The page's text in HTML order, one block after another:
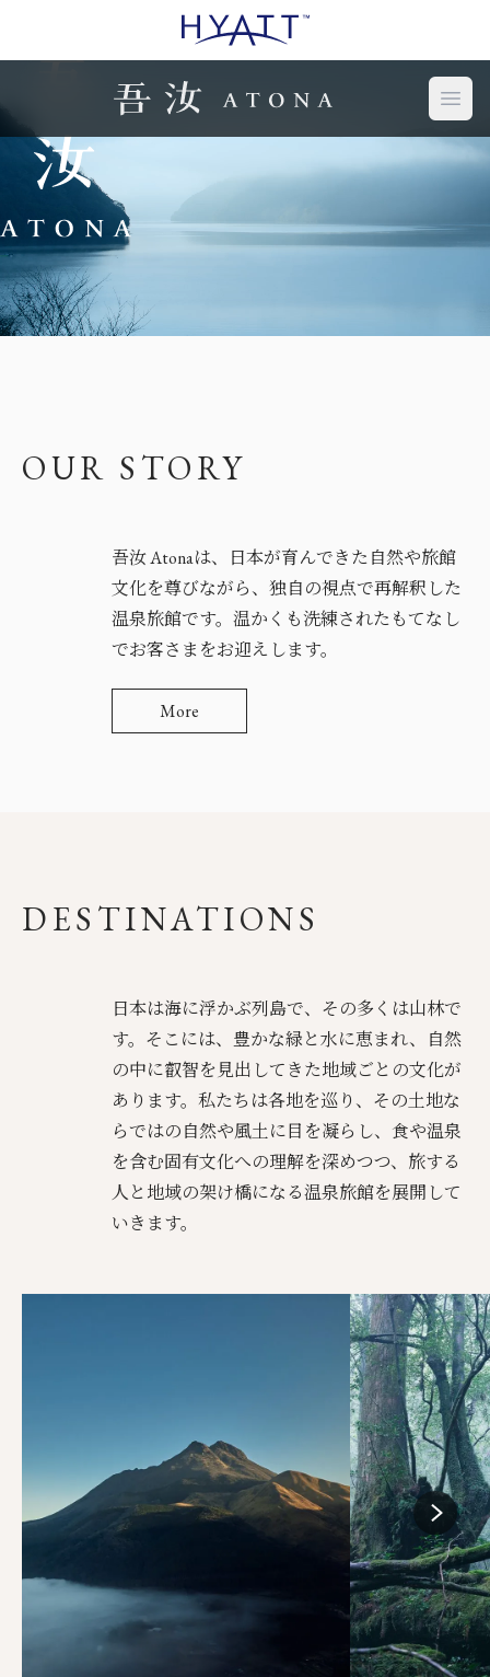
OUR STORY
吾汝 Atonaは、日本が育んできた自然や旅館
文化を尊びながら、独自の視点で再解釈した
温泉旅館です。温かくも洗練されたもてなし
でお客さまをお迎えします。
More
DESTINATIONS
日本は海に浮かぶ列島で、その多くは山林で
す。そこには、豊かな緑と水に恵まれ、自然
の中に叡智を見出してきた地域ごとの文化が
あります。私たちは各地を巡り、その土地な
らではの自然や風土に目を凝らし、食や温泉
を含む固有文化への理解を深めつつ、旅する
人と地域の架け橋になる温泉旅館を展開して
いきます。